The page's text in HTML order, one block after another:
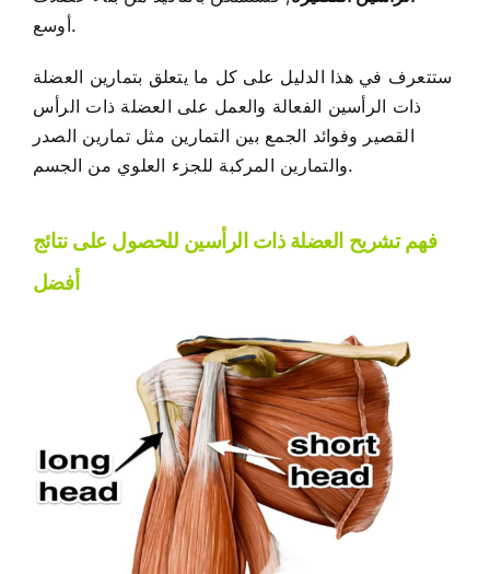
أوسع.
ستتعرف في هذا الدليل على كل ما يتعلق بتمارين العضلة
ذات الرأسين الفعالة والعمل على العضلة ذات الرأس
القصير وفوائد الجمع بين التمارين مثل تمارين الصدر
والتمارين المركبة للجزء العلوي من الجسم.
فهم تشريح العضلة ذات الرأسين للحصول على نتائج
أفضل